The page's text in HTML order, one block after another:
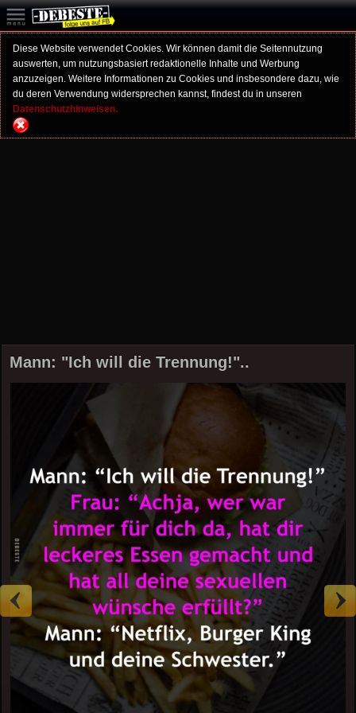
Diese Website verwendet Cookies. Wir können damit die Seitennutzung
auswerten, um nutzungsbasiert redaktionelle Inhalte und Werbung
anzuzeigen. Weitere Informationen zu Cookies und insbesondere dazu, wie
du deren Verwendung widersprechen kannst, findest du in unseren
Datenschutzhinweisen.
Mann: "Ich will die Trennung!"..